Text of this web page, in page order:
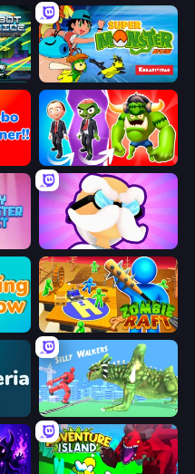
Robot Police Iron Panther Super Monster Run
Infection Town of Zombies
Mutant Idle
Zombie Raft
Silly Walkers